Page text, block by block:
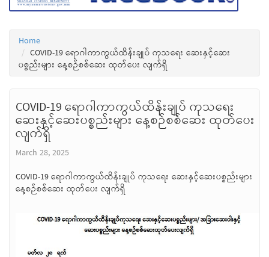
Home
COVID-19 ရောဂါကာကွယ်ထိန်းချုပ် ကုသရေး ဆေးနှင့်ဆေး
ပစ္စည်းများ နေ့စဉ်စစ်ဆေး ထုတ်ပေး လျက်ရှိ
COVID-19 ရောဂါကာကွယ်ထိန်းချုပ် ကုသရေး
ဆေးနှင့်ဆေးပစ္စည်းများ နေ့စဉ်စစ်ဆေး ထုတ်ပေး
လျက်ရှိ
March 28, 2025
COVID-19 ရောဂါကာကွယ်ထိန်းချုပ် ကုသရေး ဆေးနှင့်ဆေးပစ္စည်းများ
နေ့စဉ်စစ်ဆေး ထုတ်ပေး လျက်ရှိ